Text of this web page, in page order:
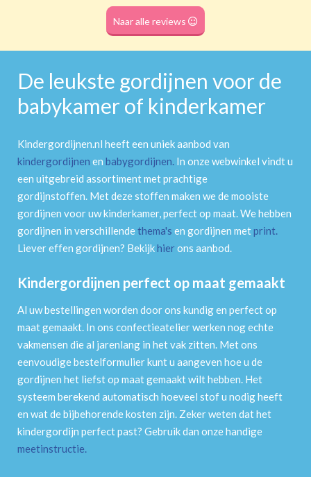
(dubbele tunnel)
Naar alle reviews
De leukste gordijnen voor de
babykamer of kinderkamer
Kindergordijnen.nl heeft een uniek aanbod van
kindergordijnen en babygordijnen. In onze webwinkel vindt u
een uitgebreid assortiment met prachtige
gordijnstoffen. Met deze stoffen maken we de mooiste
gordijnen voor uw kinderkamer, perfect op maat. We hebben
gordijnen in verschillendethema's en gordijnen metprint.
Liever effen gordijnen? Bekijkhierons aanbod.
Kindergordijnen perfect op maat gemaakt
Al uw bestellingen worden door ons kundig en perfect op
maat gemaakt. In ons confectieatelier werken nog echte
vakmensen die al jarenlang in het vak zitten. Met ons
eenvoudige bestelformulier kunt u aangeven hoe u de
gordijnen het liefst op maat gemaakt wilt hebben. Het
systeem berekend automatisch hoeveel stof u nodig heeft
en wat de bijbehorende kosten zijn. Zeker weten dat het
kindergordijn perfect past? Gebruik dan onze handige
meetinstructie.